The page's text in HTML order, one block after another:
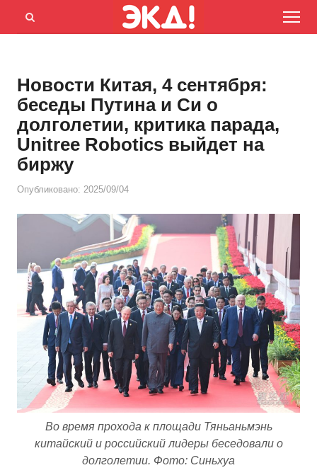
Menu
Открыть
Новости Китая, 4 сентября:
беседы Путина и Си о
долголетии, критика парада,
Unitree Robotics выйдет на
биржу
Опубликовано: 2025/09/04
Во время прохода к площади Тяньаньмэнь
китайский и российский лидеры беседовали о
долголетии. Фото: Синьхуа